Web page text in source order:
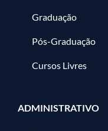
Graduação
Pós-Graduação
Cursos Livres
ADMINISTRATIVO